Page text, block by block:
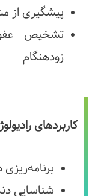
پیشگیری از
تشخیص
زودهنگام
کاربردهای
شناسایی